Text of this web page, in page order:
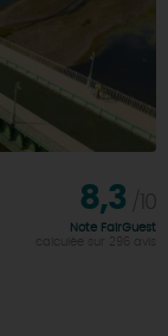
8,3
Note FairGuest